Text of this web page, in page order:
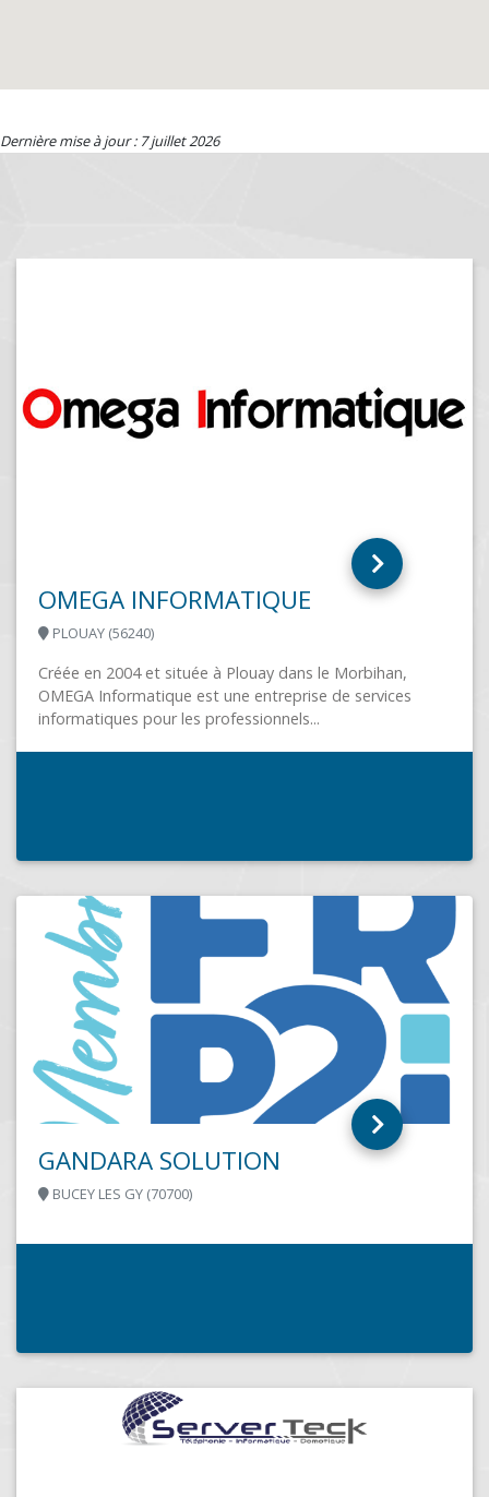
Dernière mise à jour : 7 juillet 2026
OMEGA INFORMATIQUE
PLOUAY (56240)
Créée en 2004 et située à Plouay dans le Morbihan,
OMEGA Informatique est une entreprise de services
informatiques pour les professionnels...
GANDARA SOLUTION
BUCEY LES GY (70700)